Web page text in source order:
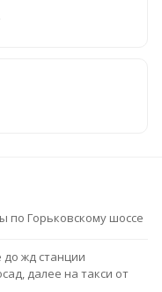
по Горьковскому шоссе
до жд станции
далее на такси от